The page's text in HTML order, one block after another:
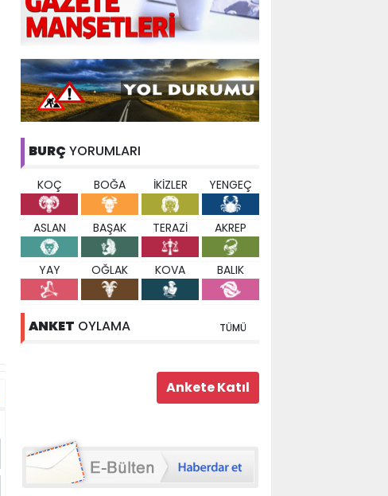
BURÇ YORUMLARI
KOÇ BOĞA İKİZLER YENGEÇ
ASLAN BAŞAK TERAZİ AKREP
YAY OĞLAK KOVA BALIK
ANKET OYLAMA TÜMÜ